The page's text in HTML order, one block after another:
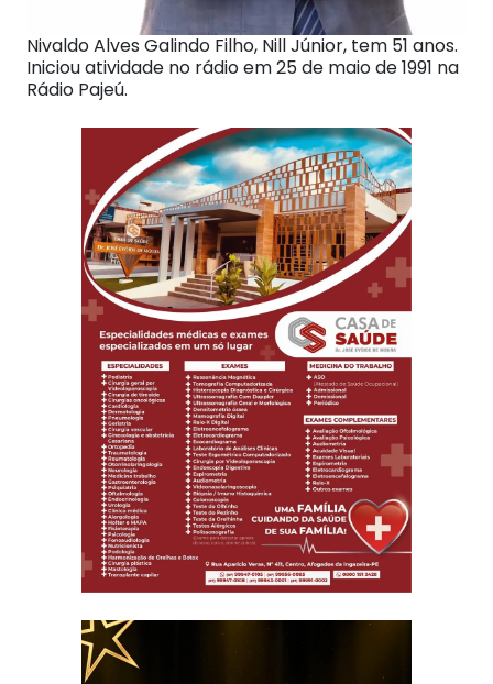
Nivaldo Alves Galindo Filho, Nill Júnior, tem 51 anos.
Iniciou atividade no rádio em 25 de maio de 1991 na
Rádio Pajeú.